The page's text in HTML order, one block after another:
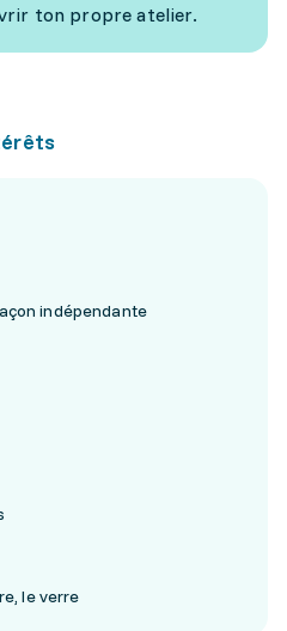
ton propre atelier.
indépendante
le verre